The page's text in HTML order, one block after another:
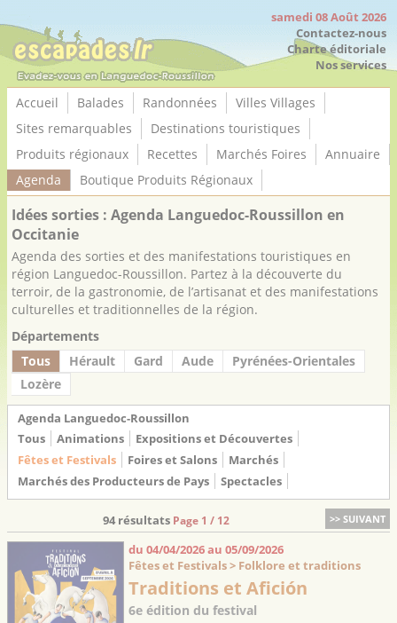
samedi 08 Août 2026
Contactez-nous
Charte éditoriale
Nos services
Accueil Balades Randonnées
Villes Villages
Sites remarquables
Destinations touristiques
Produits régionaux
Recettes Marchés Foires
Annuaire
Agenda
Boutique Produits Régionaux
Idées sorties : Agenda Languedoc-Roussillon en
Occitanie
Agenda des sorties et des manifestations touristiques en
région Languedoc-Roussillon. Partez à la découverte du
terroir, de la gastronomie, de l’artisanat et des manifestations
culturelles et traditionnelles de la région.
Départements
Tous
Hérault Gard Aude
Pyrénées-Orientales
Lozère
Agenda Languedoc-Roussillon
Tous
Animations
Expositions et Découvertes
Fêtes et Festivals
Foires et Salons
Marchés
Marchés des Producteurs de Pays
Spectacles
>> SUIVANT
94 résultats Page 1 / 12
du 04/04/2026 au 05/09/2026
Fêtes et Festivals > Folklore et traditions
Traditions et Afición
6e édition du festival